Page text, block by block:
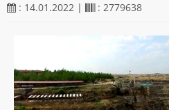
: 14.01.2022 |
: 2779638